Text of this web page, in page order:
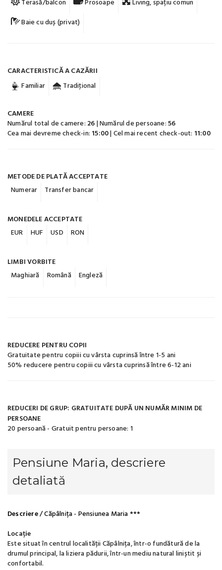
Terasă/balcon Prosoape
Living, spațiu comun
Baie cu duș (privat)
CARACTERISTICĂ A CAZĂRII
Familiar
Tradiţional
CAMERE
Numărul total de camere: 26| Numărul de persoane:56
Cea mai devreme check-in: 15:00| Cel mai recent check-out: 11:00
METODE DE PLATĂ ACCEPTATE
Numerar
Transfer bancar
MONEDELE ACCEPTATE
EUR
HUF USD RON
LIMBI VORBITE
Maghiară
Română Engleză
REDUCERE PENTRU COPII
Gratuitate pentru copiii cu vârsta cuprinsă între 1-5 ani
50% reducere pentru copiii cu vârsta cuprinsă între 6-12 ani
REDUCERI DE GRUP: GRATUITATE DUPĂ UN NUMĂR MINIM DE
PERSOANE
20 persoană - Gratuit pentru persoane: 1
Pensiune Maria, descriere
detaliată
Descriere/ Căpâlnița - Pensiunea Maria ***
Locație
Este situat în centrul localității Căpâlnița, într-o fundătură de la
drumul principal, la liziera pădurii, într-un mediu natural liniștit și
confortabil.